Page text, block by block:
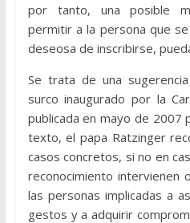
por tanto, una posible
permitir a la persona que
deseosa de inscribirse,
Se trata de una
surco inaugurado por la
publicada en mayo de 2007
texto, el papa Ratzinger
casos concretos, si no en
reconocimiento intervienen
las personas implicadas a
gestos y a adquirir